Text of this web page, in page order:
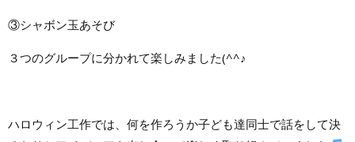
③シャボン玉あそび
３つのグループに分かれて楽しみました(^^♪
ハロウィン工作では、何を作ろうか子ども達同士で話をして決